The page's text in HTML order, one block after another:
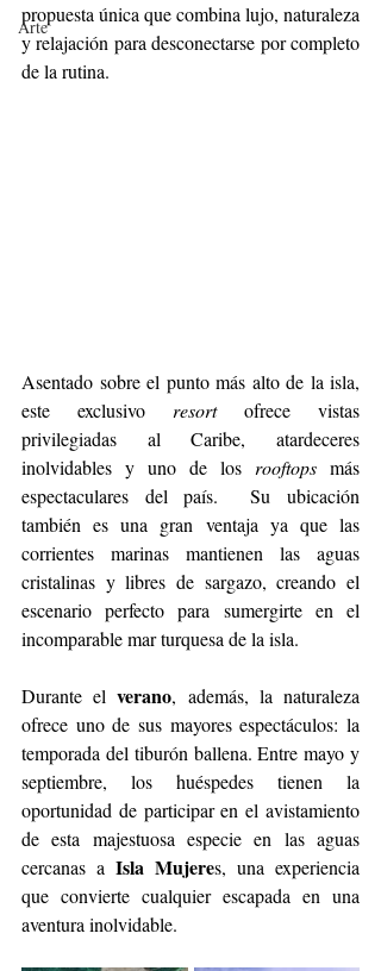
Arte
propuesta única que combina lujo, naturaleza
y relajación para desconectarse por completo
de la rutina.
Asentado sobre el punto más alto de la isla,
este exclusivo resort ofrece vistas
privilegiadas al Caribe, atardeceres
inolvidables y uno de los rooftops más
espectaculares del país.  Su ubicación
también es una gran ventaja ya que las
corrientes marinas mantienen las aguas
cristalinas y libres de sargazo, creando el
escenario perfecto para sumergirte en el
incomparable mar turquesa de la isla.
Durante el verano, además, la naturaleza
ofrece uno de sus mayores espectáculos: la
temporada del tiburón ballena. Entre mayo y
septiembre, los huéspedes tienen la
oportunidad de participar en el avistamiento
de esta majestuosa especie en las aguas
cercanas a Isla Mujeres, una experiencia
que convierte cualquier escapada en una
aventura inolvidable.